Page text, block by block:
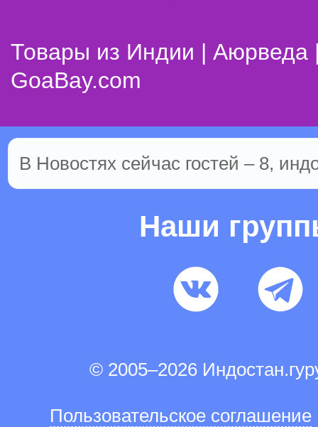
Товары из Индии | Аюрведа
GoaBay.com
В Новостях сейчас гостей – 8,
Наши
© 2005–2026
Пользовательское соглашение